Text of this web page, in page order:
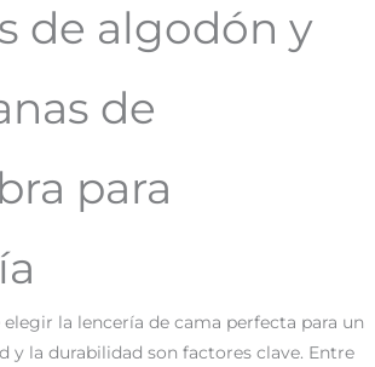
de algodón y
de
para
elegir la lencería de cama perfecta para un
y la durabilidad son factores clave. Entre